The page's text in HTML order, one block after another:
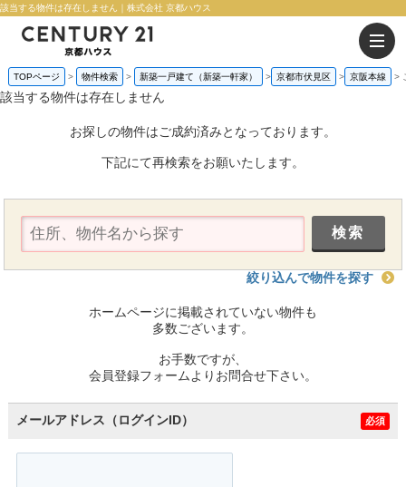
該当する物件は存在しません｜株式会社 京都ハウス
TOPページ 物件検索 新築一戸建て（新築一軒家） 京都市伏見区 京阪本線
該当する物件は存在しません
お探しの物件はご成約済みとなっております。
下記にて再検索をお願いたします。
絞り込んで物件を探す
ホームページに掲載されていない物件も
多数ございます。
お手数ですが、
会員登録フォームよりお問合せ下さい。
メールアドレス（ログインID） 必須